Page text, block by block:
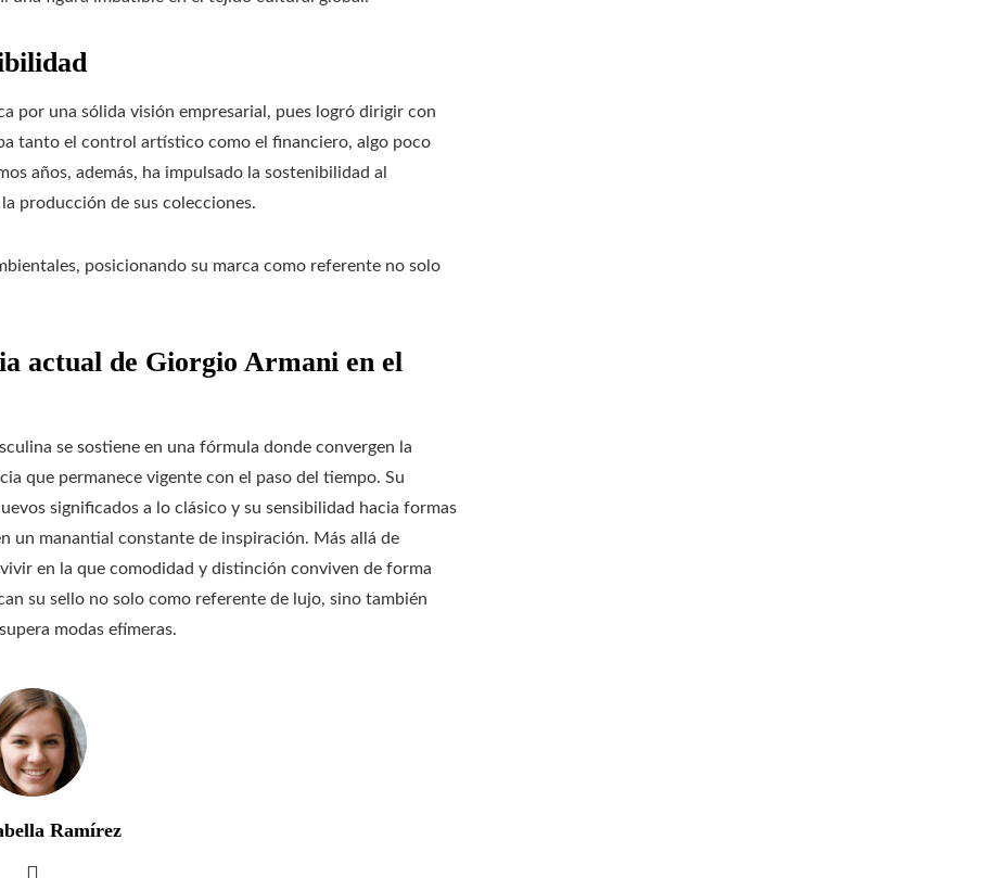
por una sólida visión empresarial, pues logró dirigir con
tanto el control artístico como el financiero, algo poco
años, además, ha impulsado la sostenibilidad al
producción de sus colecciones.
posicionando su marca como referente no solo
actual de Giorgio Armani en el
se sostiene en una fórmula donde convergen la
que permanece vigente con el paso del tiempo. Su
significados a lo clásico y su sensibilidad hacia formas
un manantial constante de inspiración. Más allá de
en la que comodidad y distinción conviven de forma
su sello no solo como referente de lujo, sino también
modas efímeras.
Ramírez